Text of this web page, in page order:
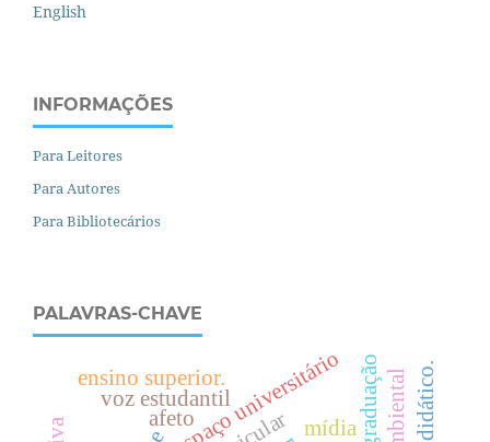
English
INFORMAÇÕES
Para Leitores
Para Autores
Para Bibliotecários
PALAVRAS-CHAVE
espaço universitário
mídia
voz estudantil
ensino superior.
afeto